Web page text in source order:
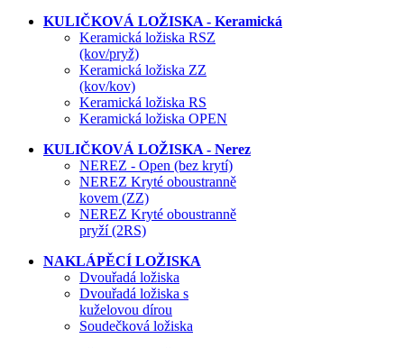
KULIČKOVÁ LOŽISKA - Keramická
Keramická ložiska RSZ
(kov/pryž)
Keramická ložiska ZZ
(kov/kov)
Keramická ložiska RS
Keramická ložiska OPEN
KULIČKOVÁ LOŽISKA - Nerez
NEREZ - Open (bez krytí)
NEREZ Kryté oboustranně
kovem (ZZ)
NEREZ Kryté oboustranně
pryží (2RS)
NAKLÁPĚCÍ LOŽISKA
Dvouřadá ložiska
Dvouřadá ložiska s
kuželovou dírou
Soudečková ložiska